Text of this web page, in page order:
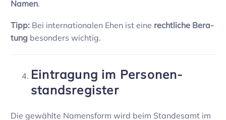
Namen.
Tipp: Bei inter­na­tio­nalen Ehen ist eine recht­liche Bera­
tung beson­ders wichtig.
Eintra­gung im Perso­nen­
stands­re­gister
Die gewählte Namens­form wird beim Stan­desamt im